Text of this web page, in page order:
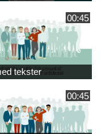
00:45
tekster
00:45